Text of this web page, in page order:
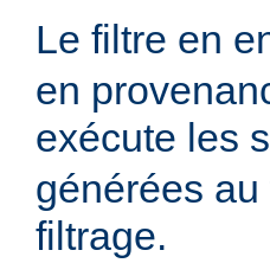
Le filtre en
en
exécute les
générées
filtrage.